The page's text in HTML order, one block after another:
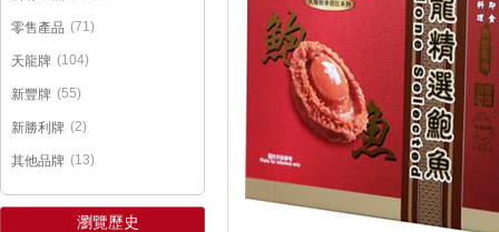
零售產品 (71)
天龍牌 (104)
新豐牌 (55)
新勝利牌 (2)
其他品牌 (13)
瀏覽歷史